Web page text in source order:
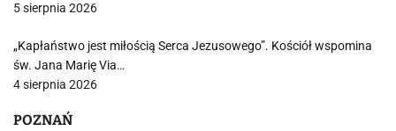
5 sierpnia 2026
„Kapłaństwo jest miłością Serca Jezusowego”. Kościół wspomina
św. Jana Marię Via…
4 sierpnia 2026
POZNAŃ